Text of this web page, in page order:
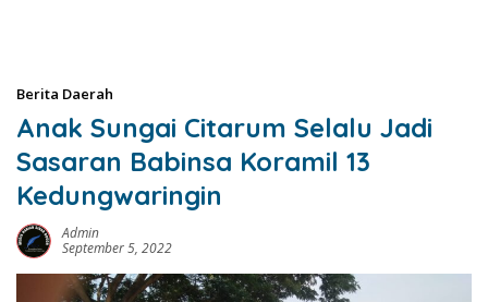
Berita Daerah
Anak Sungai Citarum Selalu Jadi
Sasaran Babinsa Koramil 13
Kedungwaringin
Admin
September 5, 2022